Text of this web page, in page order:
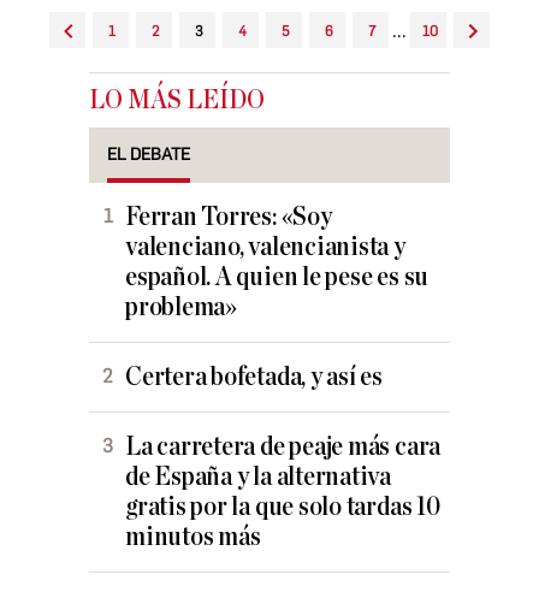
1 2 3 4 5 6 7 ... 10
LO MÁS LEÍDO
EL DEBATE
Ferran Torres: «Soy
valenciano, valencianista y
español. A quien le pese es su
problema»
Certera bofetada, y así es
La carretera de peaje más cara
de España y la alternativa
gratis por la que solo tardas 10
minutos más